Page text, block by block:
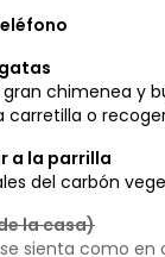
gran chimenea y
carretilla o
a la parrilla
del carbón
la casa)
sienta como en